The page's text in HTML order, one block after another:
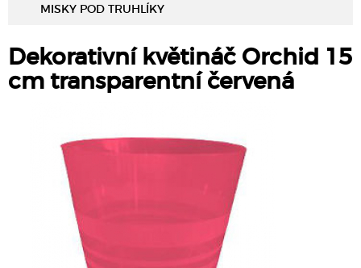
MISKY POD TRUHLÍKY
Dekorativní květináč Orchid 15
cm transparentní červená